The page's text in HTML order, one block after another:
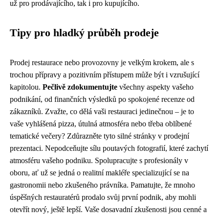
už pro prodávajícího, tak i pro kupujícího.
Tipy pro hladký průběh prodeje
Prodej restaurace nebo provozovny je velkým krokem, ale s
trochou přípravy a pozitivním přístupem může být i vzrušující
kapitolou. Pečlivě zdokumentujte všechny aspekty vašeho
podnikání, od finančních výsledků po spokojené recenze od
zákazníků. Zvažte, co dělá vaši restauraci jedinečnou – je to
vaše vyhlášená pizza, útulná atmosféra nebo třeba oblíbené
tematické večery? Zdůrazněte tyto silné stránky v prodejní
prezentaci. Nepodceňujte sílu poutavých fotografií, které zachytí
atmosféru vašeho podniku. Spolupracujte s profesionály v
oboru, ať už se jedná o realitní makléře specializující se na
gastronomii nebo zkušeného právníka. Pamatujte, že mnoho
úspěšných restauratérů prodalo svůj první podnik, aby mohli
otevřít nový, ještě lepší. Vaše dosavadní zkušenosti jsou cenné a